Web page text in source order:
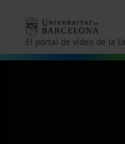
El portal de vídeo de la